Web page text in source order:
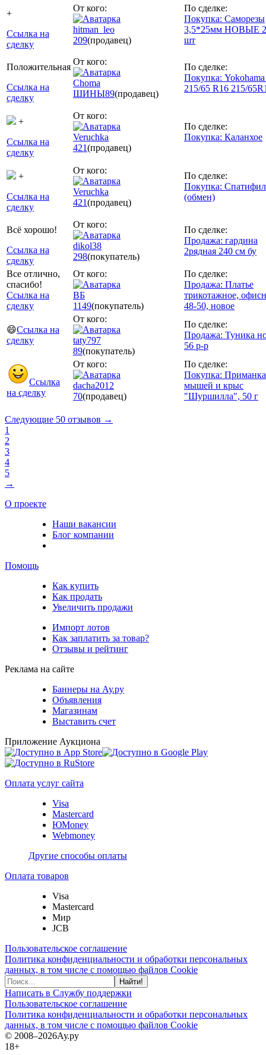
+
Ссылка на
сделку
От кого:
hitman_leo
209(продавец)
По сделке:
Покупка: Саморезы
3,5*25мм НОВЫЕ
шт
Положительная
Ссылка на
сделку
От кого:
Choma
ШИНЫ89(продавец)
По сделке:
Покупка:
215/65 R16 215/
+
Ссылка на
сделку
От кого:
Veruchka
421(продавец)
По сделке:
Покупка: Каланхое
+
Ссылка на
сделку
От кого:
Veruchka
421(продавец)
По сделке:
Покупка:
(обмен)
Всё хорошо!
Ссылка на
сделку
От кого:
dikol38
298(покупатель)
По сделке:
Продажа: гардина
2рядная 240 см бу
Все отлично,
спасибо!
Ссылка на
сделку
От кого:
ВБ
1149(покупатель)
По сделке:
Продажа: Платье
трикотажное,
48-50, новое
😄Ссылка на
сделку
От кого:
taty797
89(покупатель)
По сделке:
Продажа: Туника
56 р-р
Ссылка
на сделку
От кого:
dacha2012
70(продавец)
По сделке:
Покупка:
мышей и крыс
"Шуршилла", 50 г
Следующие 50 отзывов →
1
2
3
4
5
→
О проекте
Наши вакансии
Блог компании
Помощь
Как купить
Как продать
Увеличить продажи
Импорт лотов
Как заплатить за товар?
Отзывы и рейтинг
Реклама на сайте
Баннеры на Ау.ру
Объявления
Магазинам
Выставить счет
Приложение Аукциона
Оплата услуг сайта
Visa
Mastercard
ЮMoney
Webmoney
Другие способы оплаты
Оплата товаров
Visa
Mastercard
Мир
JCB
Пользовательское соглашение
Политика конфиденциальности и обработки персональных
данных, в том числе с помощью файлов Cookie
Найти!
Написать в Службу поддержки
Пользовательское соглашение
Политика конфиденциальности и обработки персональных
данных, в том числе с помощью файлов Cookie
© 2008–2026Ау.ру
18+